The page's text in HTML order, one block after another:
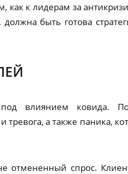
как к лидерам за
быть готова
влиянием ковида.
а также паника,
отмененный спрос.